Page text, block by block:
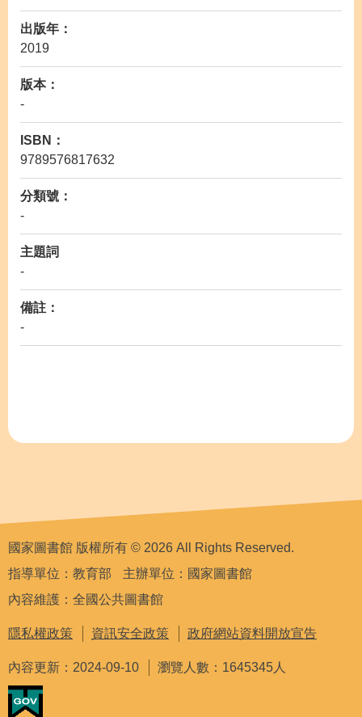
出版年：
2019
版本：
-
ISBN：
9789576817632
分類號：
-
主題詞
-
備註：
-
國家圖書館 版權所有 © 2026 All Rights Reserved.
指導單位：教育部
主辦單位：國家圖書館
內容維護：全國公共圖書館
隱私權政策 資訊安全政策 政府網站資料開放宣告
內容更新：2024-09-10 瀏覽人數：1645345人